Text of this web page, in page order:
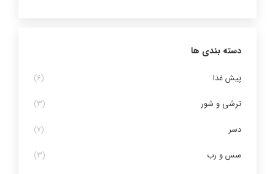
دسته بندی ها
پیش غذا
(6)
ترشی و شور
(3)
دسر
(7)
سس و رب
(3)